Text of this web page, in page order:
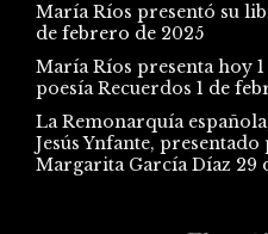
María Ríos presentó su
de febrero de 2025
María Ríos presenta hoy
poesía Recuerdos 1 de
La Remonarquía
Jesús Ynfante,
Margarita García Díaz 29